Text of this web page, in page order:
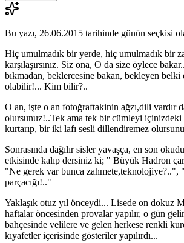
Bu yazı, 26.06.2015 tarihinde günün seçkisi
Hiç umulmadık bir yerde, hiç umulmadık bir
karşılaşırsınız. Siz ona, O da size öylece
bıkmadan, beklercesine bakan, bekleyen
olabilir!... Kim bilir?..
O an, işte o an fotoğraftakinin ağzı,dili vardır
olursunuz!..Tek ama tek bir cümleyi içinizdeki
kurtarıp, bir iki lafı sesli dillendiremez
Sonrasında dağılır sisler yavaşça, en son
etkisinde kalıp dersiniz ki; " Büyük Hadron
"Ne gerek var bunca zahmete,teknolojiye?..",
parçacığı!.."
Yaklaşık otuz yıl önceydi... Lisede on dokuz
haftalar öncesinden provalar yapılır, o gün
bahçesinde velilere ve gelen herkese renkli
kıyafetler içerisinde gösteriler yapılırdı...